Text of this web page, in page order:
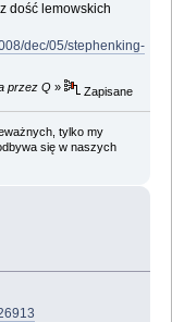
dość lemowskich
dec/05/stephenking-
przez Q » Zapisane
tylko my
się w naszych